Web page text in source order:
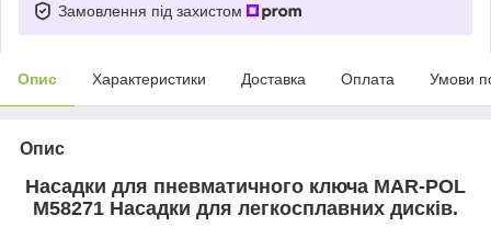
Замовлення під захистом
Опис Характеристики Доставка Оплата Умови
Опис
Насадки для пневматичного ключа MAR-POL
M58271 Насадки для легкосплавних дисків.